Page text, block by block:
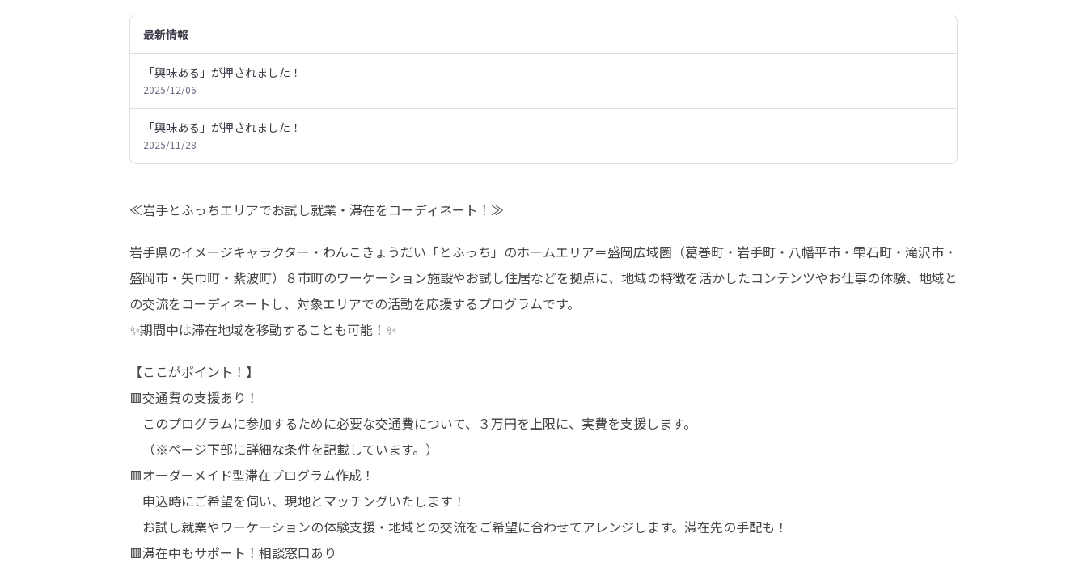
最新情報
「興味ある」が押されました！
2025/12/06
「興味ある」が押されました！
2025/11/28
≪岩手とふっちエリアでお試し就業・滞在をコーディネート！≫
岩手県のイメージキャラクター・わんこきょうだい「とふっち」のホームエリア＝盛岡広域圏（葛巻町・岩手町・八幡平市・雫石町・滝沢市・
盛岡市・矢巾町・紫波町）８市町のワーケーション施設やお試し住居などを拠点に、地域の特徴を活かしたコンテンツやお仕事の体験、地域と
の交流をコーディネートし、対象エリアでの活動を応援するプログラムです。
✨期間中は滞在地域を移動することも可能！✨
【ここがポイント！】
🟥交通費の支援あり！
このプログラムに参加するために必要な交通費について、３万円を上限に、実費を支援します。
（※ページ下部に詳細な条件を記載しています。）
🟥オーダーメイド型滞在プログラム作成！
申込時にご希望を伺い、現地とマッチングいたします！
お試し就業やワーケーションの体験支援・地域との交流をご希望に合わせてアレンジします。滞在先の手配も！
🟥滞在中もサポート！相談窓口あり